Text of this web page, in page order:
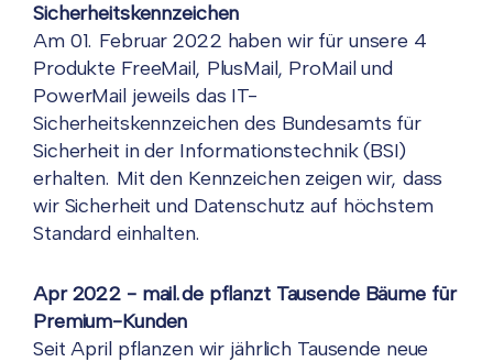
Sicherheitskennzeichen
Am 01. Februar 2022 haben wir für unsere 4
Produkte FreeMail, PlusMail, ProMail und
PowerMail jeweils das IT-
Sicherheitskennzeichen des Bundesamts für
Sicherheit in der Informationstechnik (BSI)
erhalten. Mit den Kennzeichen zeigen wir, dass
wir Sicherheit und Datenschutz auf höchstem
Standard einhalten.
Apr 2022 - mail.de pflanzt Tausende Bäume für
Premium-Kunden
Seit April pflanzen wir jährlich Tausende neue